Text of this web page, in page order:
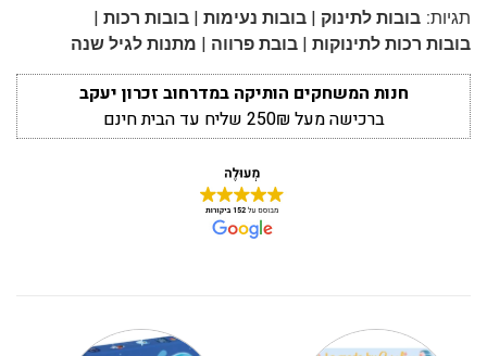
תגיות: בובות לתינוק | בובות נעימות | בובות רכות |
בובות רכות לתינוקות | בובת פרווה | מתנות לגיל שנה
חנות המשחקים הותיקה במדרחוב זכרון יעקב
ברכישה מעל 250₪ שליח עד הבית חינם